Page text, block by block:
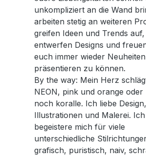
unkompliziert an die Wand
arbeiten stetig an weiteren
greifen Ideen und Trends auf,
entwerfen Designs und
euch immer wieder Neuheiten
präsentieren zu können.
By the way: Mein Herz
NEON, pink und orange oder
noch koralle. Ich liebe Design,
Illustrationen und Malerei. Ich
begeistere mich für viele
unterschiedliche
grafisch, puristisch, naiv,